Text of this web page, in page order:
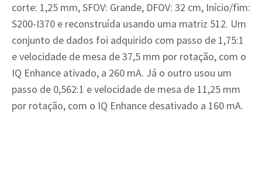
corte: 1,25 mm, SFOV: Grande, DFOV: 32 cm, Início/fim:
S200-I370 e reconstruída usando uma matriz 512. Um
conjunto de dados foi adquirido com passo de 1,75:1
e velocidade de mesa de 37,5 mm por rotação, com o
IQ Enhance ativado, a 260 mA. Já o outro usou um
passo de 0,562:1 e velocidade de mesa de 11,25 mm
por rotação, com o IQ Enhance desativado a 160 mA.